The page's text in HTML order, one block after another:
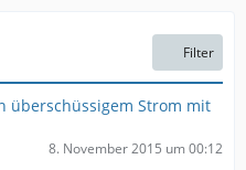
Filter
überschüssigem Strom mit
8. November 2015 um 00:12